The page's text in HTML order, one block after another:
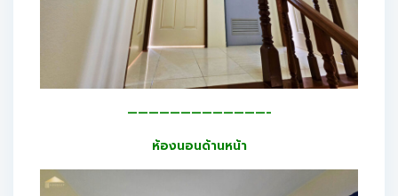
—————————————-
ห้องนอนด้านหน้า